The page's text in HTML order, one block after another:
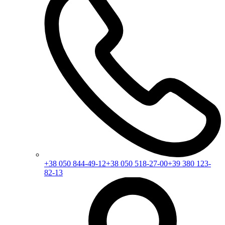
+38 050 844-49-12+38 050 518-27-00+39 380 123-
82-13